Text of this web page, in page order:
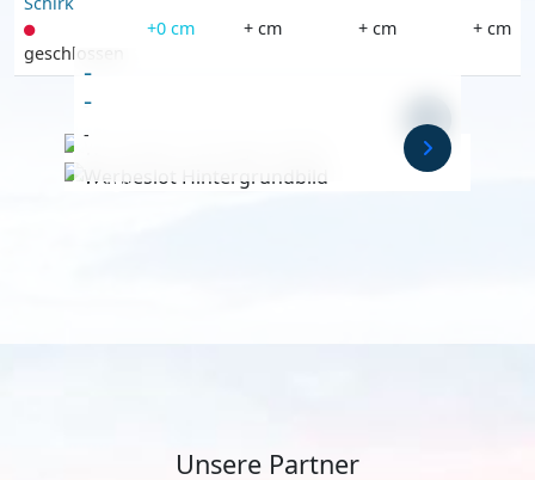
geschlossen
+0 cm + cm + cm + cm
-
-
Anzeige
-
-
Unsere Partner